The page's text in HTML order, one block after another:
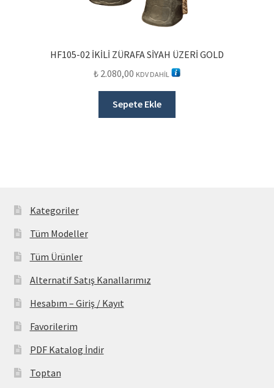
HF105-02 İKİLİ ZÜRAFA SİYAH ÜZERİ GOLD
₺ 2.080,00 KDV DAHİL
Sepete Ekle
Kategoriler
Tüm Modeller
Tüm Ürünler
Alternatif Satış Kanallarımız
Hesabım – Giriş / Kayıt
Favorilerim
PDF Katalog İndir
Toptan